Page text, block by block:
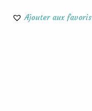
-
Ajouter aux favoris